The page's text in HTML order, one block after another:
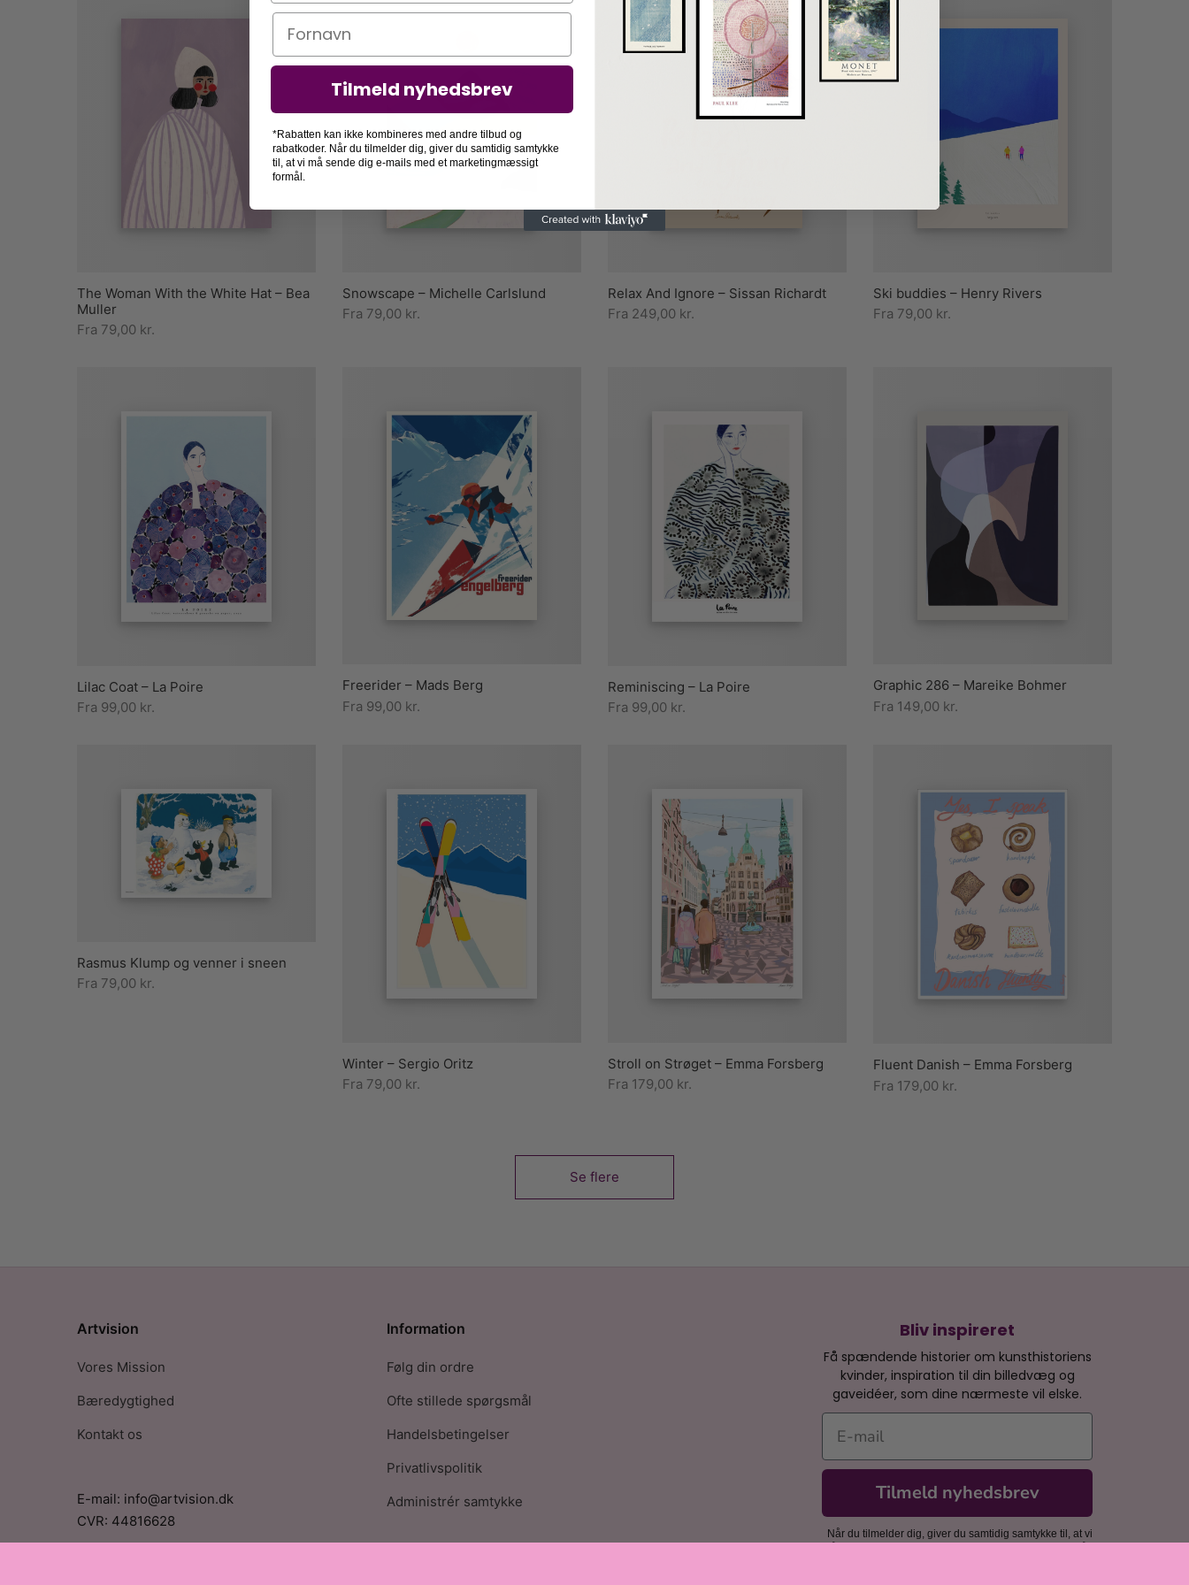
The Woman With the White Hat – Bea
Muller
Fra 79,00 kr.
Snowscape – Michelle Carlslund
Fra 79,00 kr.
Relax And Ignore – Sissan Richardt
Fra 249,00 kr.
Ski buddies – Henry Rivers
Fra 79,00 kr.
Lilac Coat – La Poire
Fra 99,00 kr.
Freerider – Mads Berg
Fra 99,00 kr.
Reminiscing – La Poire
Fra 99,00 kr.
Graphic 286 – Mareike Bohmer
Fra 149,00 kr.
Rasmus Klump og venner i sneen
Fra 79,00 kr.
Winter – Sergio Oritz
Fra 79,00 kr.
Stroll on Strøget – Emma Forsberg
Fra 179,00 kr.
Fluent Danish – Emma Forsberg
Fra 179,00 kr.
Se flere
Bliv inspireret
Få spændende historier om kunsthistoriens
kvinder, inspiration til din billedvæg og
gaveidéer, som dine nærmeste vil elske.
E-mail
Tilmeld nyhedsbrev
Når du tilmelder dig, giver du samtidig samtykke til, at vi
Information
Følg din ordre
Ofte stillede spørgsmål
Handelsbetingelser
Privatlivspolitik
Administrér samtykke
Artvision
Vores Mission
Bæredygtighed
Kontakt os
E-mail: info@artvision.dk
CVR: 44816628
Navn
Tilmeld nyhedsbrev
*Rabatten kan ikke kombineres med andre tilbud og
rabatkoder. Når du tilmelder dig, giver du samtidig samtykke
til, at vi må sende dig e-mails med et marketingmæssigt
formål.